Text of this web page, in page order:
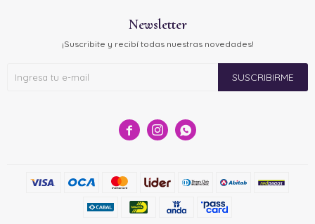
  
Newsletter
¡Suscribite y recibí todas nuestras novedades!
SUSCRIBIRME